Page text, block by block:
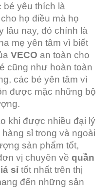
bé yêu thích là
họ điều mà họ
lâu nay, đó chính là
mẹ yên tâm vì biết
VECO an toàn cho
cũng như hoàn toàn
các bé yên tâm vì
được mặc những bộ
khi được nhiều đại lý
sỉ trong và ngoài
sản phẩm tốt,
vị chuyên về quần
sỉ tốt nhất trên thị
đến những sản